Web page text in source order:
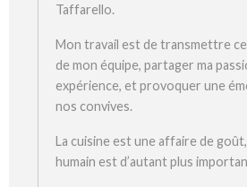
Taffarello.
Mon travail est de transmettre ce
de mon équipe, partager ma
expérience, et provoquer une
nos convives.
La cuisine est une affaire de goût,
humain est d’autant plus